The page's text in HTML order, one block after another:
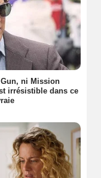
ni Mission
irrésistible dans ce